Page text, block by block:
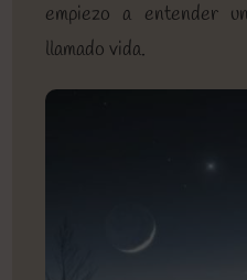
empiezo a entender
llamado vida.